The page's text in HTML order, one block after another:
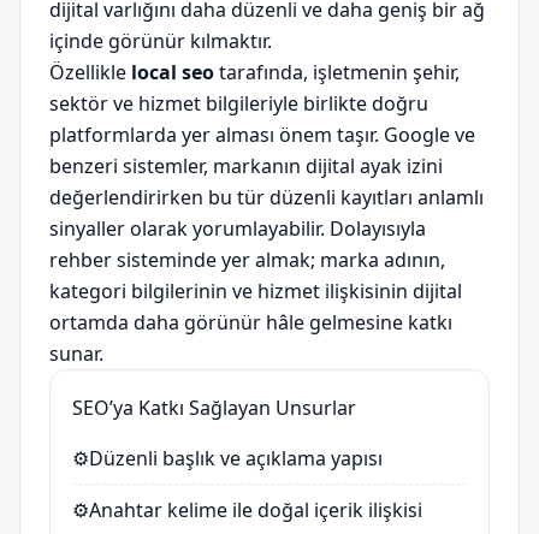
dijital varlığını daha düzenli ve daha geniş bir ağ
içinde görünür kılmaktır.
Özellikle local seotarafında, işletmenin şehir,
sektör ve hizmet bilgileriyle birlikte doğru
platformlarda yer alması önem taşır. Google ve
benzeri sistemler, markanın dijital ayak izini
değerlendirirken bu tür düzenli kayıtları anlamlı
sinyaller olarak yorumlayabilir. Dolayısıyla
rehber sisteminde yer almak; marka adının,
kategori bilgilerinin ve hizmet ilişkisinin dijital
ortamda daha görünür hâle gelmesine katkı
sunar.
SEO’ya Katkı Sağlayan Unsurlar
⚙️Düzenli başlık ve açıklama yapısı
⚙️Anahtar kelime ile doğal içerik ilişkisi